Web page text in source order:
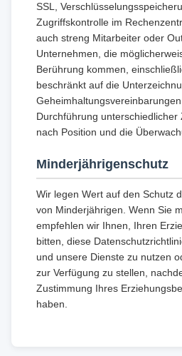
SSL,
Zugriffskontrolle im
auch streng Mitarbeiter oder
Unternehmen, die
Berührung kommen,
beschränkt auf die
Durchführung unterschiedlicher
nach Position und die
Minderjährigenschutz
Wir legen Wert auf den Schutz
von Minderjährigen. Wenn Sie
empfehlen wir Ihnen, Ihren
bitten, diese
und unsere Dienste zu nutzen
zur Verfügung zu stellen,
Zustimmung Ihres
haben.